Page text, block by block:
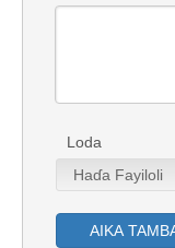
Loda
Haɗa Fayiloli
AIKA